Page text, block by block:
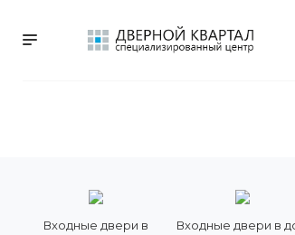
Входные двери в
Входные двери в